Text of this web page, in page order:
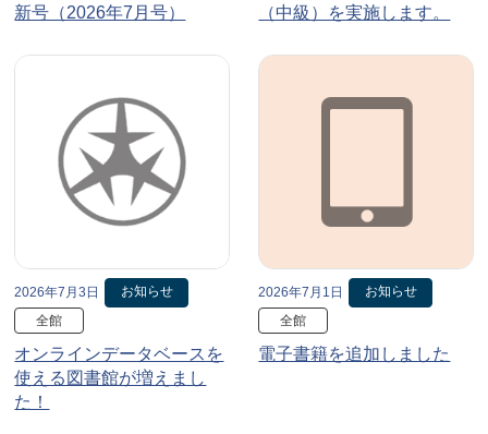
新号（2026年7月号）
（中級）を実施します。
2026年7月3日
お知らせ
全館
オンラインデータベースを
使える図書館が増えまし
た！
2026年7月1日
お知らせ
全館
電子書籍を追加しました